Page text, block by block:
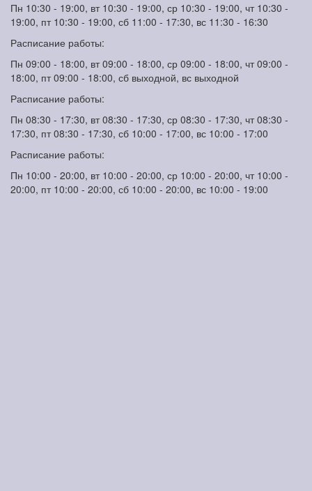
Пн 10:30 - 19:00, вт 10:30 - 19:00, ср 10:30 - 19:00, чт 10:30 -
19:00, пт 10:30 - 19:00, сб 11:00 - 17:30, вс 11:30 - 16:30
Расписание работы:
Пн 09:00 - 18:00, вт 09:00 - 18:00, ср 09:00 - 18:00, чт 09:00 -
18:00, пт 09:00 - 18:00, сб выходной, вс выходной
Расписание работы:
Пн 08:30 - 17:30, вт 08:30 - 17:30, ср 08:30 - 17:30, чт 08:30 -
17:30, пт 08:30 - 17:30, сб 10:00 - 17:00, вс 10:00 - 17:00
Расписание работы:
Пн 10:00 - 20:00, вт 10:00 - 20:00, ср 10:00 - 20:00, чт 10:00 -
20:00, пт 10:00 - 20:00, сб 10:00 - 20:00, вс 10:00 - 19:00